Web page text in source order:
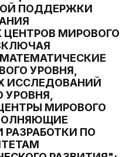
ПОДДЕРЖКИ
ЦЕНТРОВ МИРОВОГО
УРОВНЯ,
ИССЛЕДОВАНИЙ
МИРОВОГО
ПО